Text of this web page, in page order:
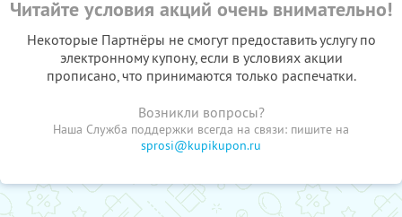
Читайте условия акций очень внимательно!
Некоторые Партнёры не смогут предоставить услугу по
электронному купону, если в условиях акции
прописано, что принимаются только распечатки.
Возникли вопросы?
Наша Служба поддержки всегда на связи: пишите на
sprosi@kupikupon.ru